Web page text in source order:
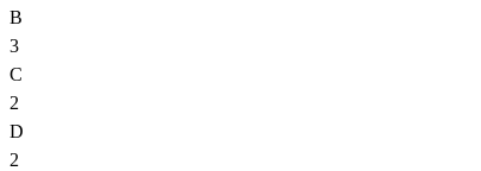
B
3
C
2
D
2